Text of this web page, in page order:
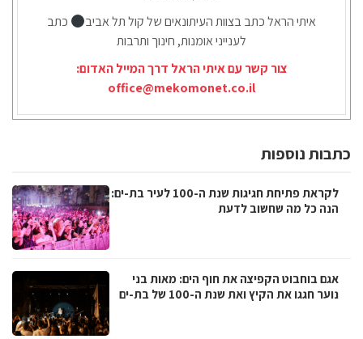
איתי הראל כתב בצוות העיתונאים של קול תל אביב
כתב
לענייני אומנות, חינוך ותרבות
צור קשר עם איתי הראל דרך המייל האדום:
office@mekomonet.co.il
כתבות נוספות
לקראת פתיחת חגיגות שנת ה-100 לעיר בת-ים:
הנה כל מה שחשוב לדעת
אגם בוחבוט הקפיצה את חוף הים: מאות בני
נוער חגגו את הקיץ ואת שנת ה-100 של בת-ים